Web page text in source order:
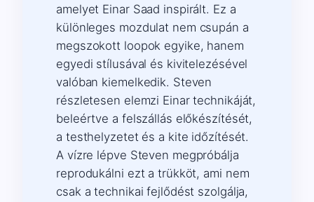
amelyet Einar Saad inspirált. Ez a
különleges mozdulat nem csupán a
megszokott loopok egyike, hanem
egyedi stílusával és kivitelezésével
valóban kiemelkedik. Steven
részletesen elemzi Einar technikáját,
beleértve a felszállás előkészítését,
a testhelyzetet és a kite időzítését.
A vízre lépve Steven megpróbálja
reprodukálni ezt a trükköt, ami nem
csak a technikai fejlődést szolgálja,